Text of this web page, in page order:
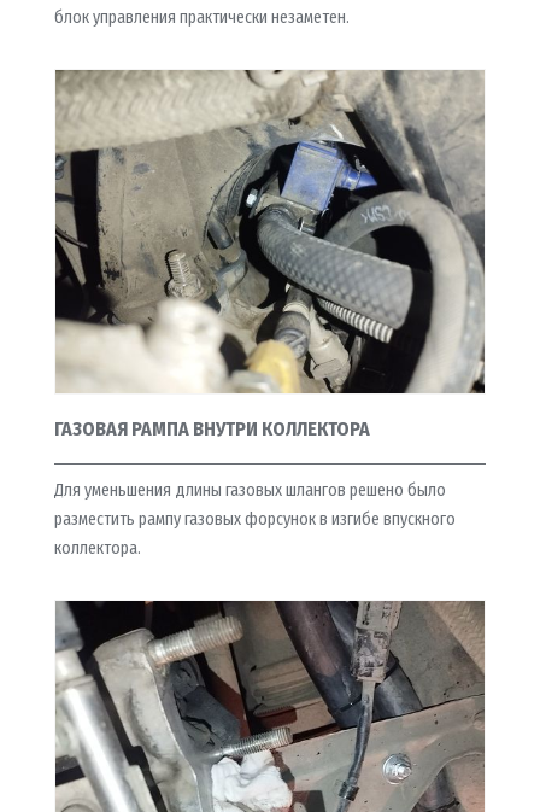
блок управления практически незаметен.
ГАЗОВАЯ РАМПА ВНУТРИ КОЛЛЕКТОРА
Для уменьшения длины газовых шлангов решено было
разместить рампу газовых форсунок в изгибе впускного
коллектора.